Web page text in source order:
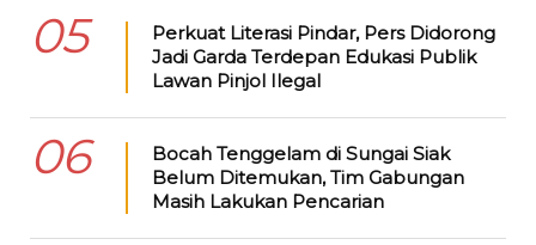
05
Perkuat Literasi Pindar, Pers Didorong
Jadi Garda Terdepan Edukasi Publik
Lawan Pinjol Ilegal
06
Bocah Tenggelam di Sungai Siak
Belum Ditemukan, Tim Gabungan
Masih Lakukan Pencarian